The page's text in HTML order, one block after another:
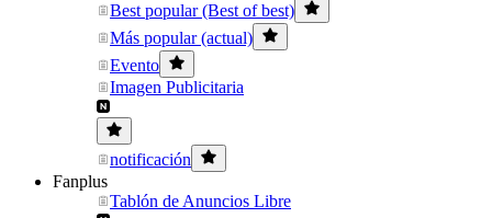
Best popular (Best of best)
Más popular (actual)
Evento
Imagen Publicitaria
notificación
Fanplus
Tablón de Anuncios Libre